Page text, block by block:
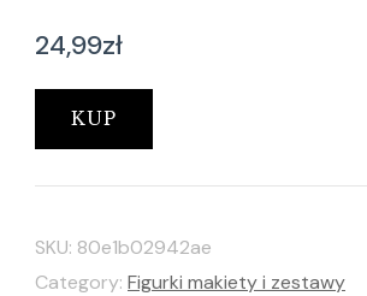
24,99zł
KUP
SKU: 80e1b02942ae
Category: Figurki makiety i zestawy